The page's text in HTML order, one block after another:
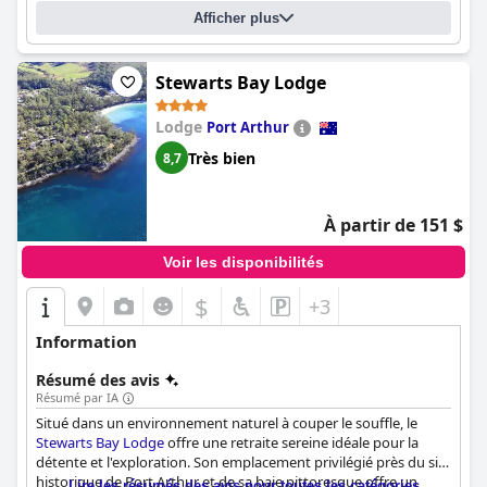
Afficher plus
Stewarts Bay Lodge
Lodge Port Arthur
8,7 Très bien
À partir de 151 $
Voir les disponibilités
$ +3
Information
Résumé des avis
Résumé par IA
Situé dans un environnement naturel à couper le souffle, le
Stewarts Bay Lodgeoffre une retraite sereine idéale pour la
détente et l'exploration. Son emplacement privilégié près du site
historique de Port Arthur et de sa baie pittoresque offre un